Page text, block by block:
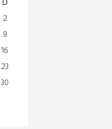
D
2
9
16
23
30